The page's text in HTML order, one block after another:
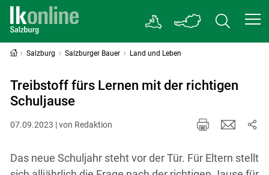
Salzburg Salzburger Bauer Land und Leben
Treibstoff fürs Lernen mit der richtigen
Schuljause
07.09.2023 | von Redaktion
Das neue Schuljahr steht vor der Tür. Für Eltern stellt